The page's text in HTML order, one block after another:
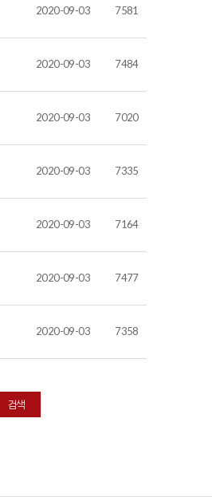
2020-09-03 7581
2020-09-03 7484
2020-09-03 7020
2020-09-03 7335
2020-09-03 7164
2020-09-03 7477
2020-09-03 7358